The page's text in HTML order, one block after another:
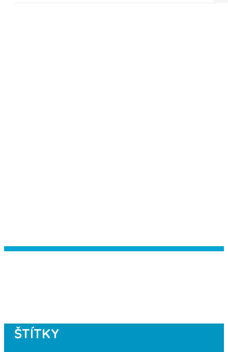
ŠTÍTKY